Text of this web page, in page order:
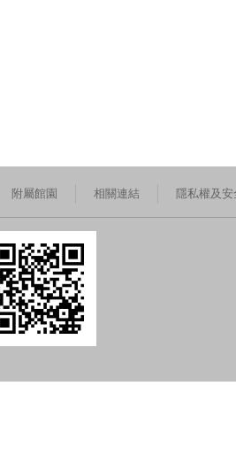
附屬館園 相關連結 隱私權及安